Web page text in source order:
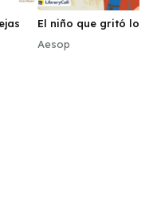
El niño que gritó
Aesop